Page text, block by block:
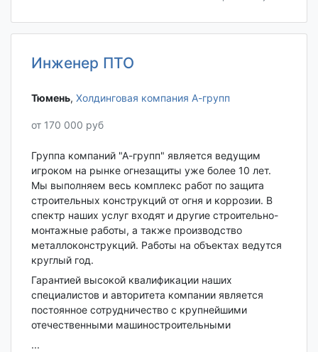
Инженер ПТО
Тюмень‎, Холдинговая компания А-групп
от 170 000 руб
Группа компаний "А-групп" является ведущим
игроком на рынке огнезащиты уже более 10 лет.
Мы выполняем весь комплекс работ по защита
строительных конструкций от огня и коррозии. В
спектр наших услуг входят и другие строительно-
монтажные работы, а также производство
металлоконструкций. Работы на объектах ведутся
круглый год.
Гарантией высокой квалификации наших
специалистов и авторитета компании является
постоянное сотрудничество с крупнейшими
отечественными машиностроительными
...